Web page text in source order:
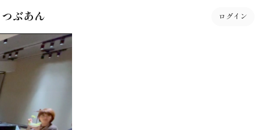
ぶあん ログイン